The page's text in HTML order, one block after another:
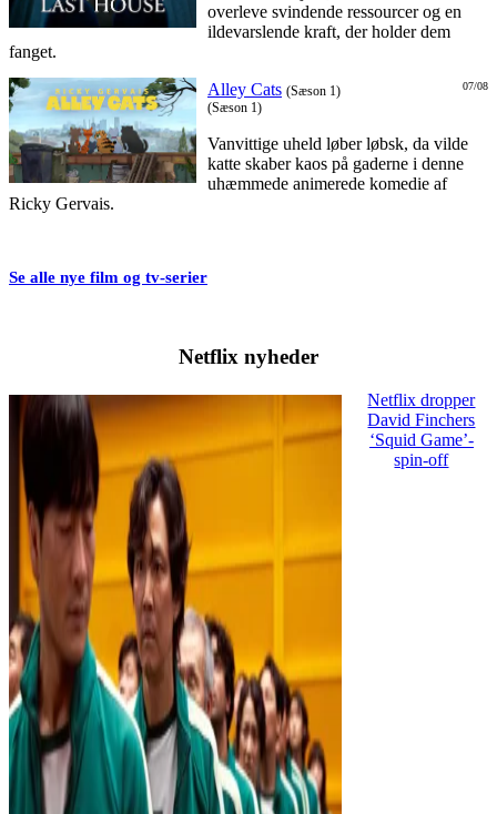
overleve svindende ressourcer og en
ildevarslende kraft, der holder dem
fanget.
07/08
Alley Cats (Sæson 1)
(Sæson 1)
Vanvittige uheld løber løbsk, da vilde
katte skaber kaos på gaderne i denne
uhæmmede animerede komedie af
Ricky Gervais.
Se alle nye film og tv-serier
Netflix nyheder
Netflix dropper
David Finchers
‘Squid Game’-
spin-off